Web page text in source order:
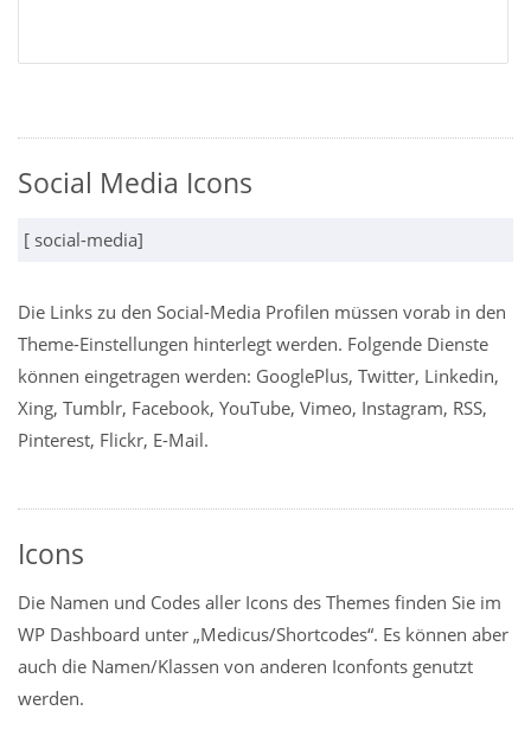
Social Media Icons
[ social-media]
Die Links zu den Social-Media Profilen müssen vorab in den
Theme-Einstellungen hinterlegt werden. Folgende Dienste
können eingetragen werden: GooglePlus, Twitter, Linkedin,
Xing, Tumblr, Facebook, YouTube, Vimeo, Instagram, RSS,
Pinterest, Flickr, E-Mail.
Icons
Die Namen und Codes aller Icons des Themes finden Sie im
WP Dashboard unter „Medicus/Shortcodes“. Es können aber
auch die Namen/Klassen von anderen Iconfonts genutzt
werden.